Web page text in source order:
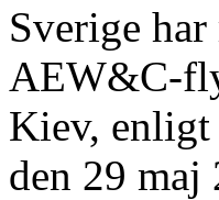
Sverige
AEW&C-
Kiev, enligt
den 29 maj